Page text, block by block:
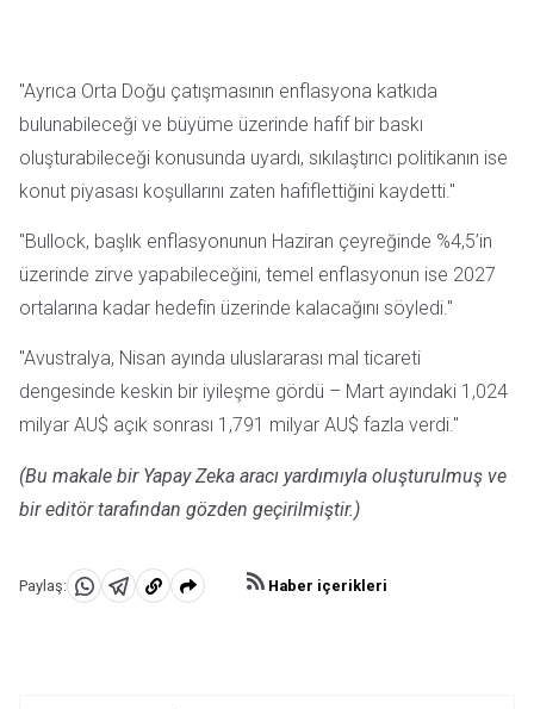
"Ayrıca Orta Doğu çatışmasının enflasyona katkıda
bulunabileceği ve büyüme üzerinde hafif bir baskı
oluşturabileceği konusunda uyardı, sıkılaştırıcı politikanın ise
konut piyasası koşullarını zaten hafiflettiğini kaydetti."
"Bullock, başlık enflasyonunun Haziran çeyreğinde %4,5’in
üzerinde zirve yapabileceğini, temel enflasyonun ise 2027
ortalarına kadar hedefin üzerinde kalacağını söyledi."
"Avustralya, Nisan ayında uluslararası mal ticareti
dengesinde keskin bir iyileşme gördü – Mart ayındaki 1,024
milyar AU$ açık sonrası 1,791 milyar AU$ fazla verdi."
(Bu makale bir Yapay Zeka aracı yardımıyla oluşturulmuş ve
bir editör tarafından gözden geçirilmiştir.)
Paylaş:
WhatsApp'da
Telegram'da
Panoya
Haber içerikleri